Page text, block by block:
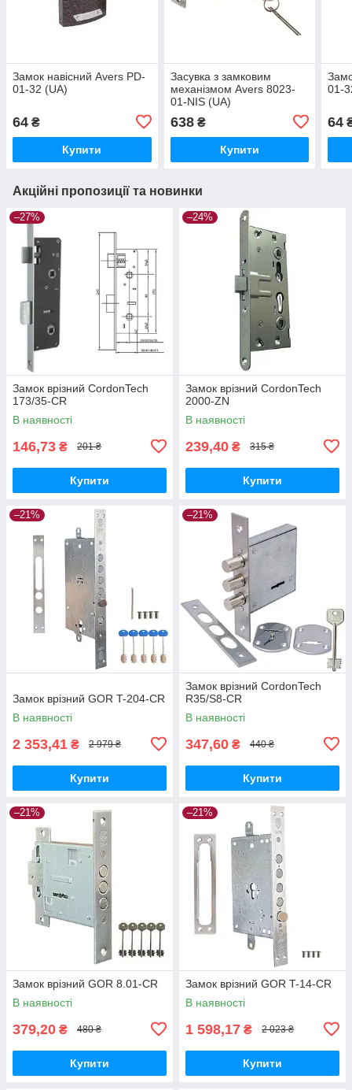
Замок навісний Avers PD-
01-32 (UA)
64 ₴
Купити
Засувка з замковим
механізмом Avers 8023-
01-NIS (UA)
638₴
Купити
01-
64
Акційні пропозиції та новинки
–27%
Замок врізний CordonTech
173/35-CR
В наявності
146,73 ₴ 201 ₴
Купити
–24%
Замок врізний CordonTech
2000-ZN
В наявності
239,40 ₴ 315 ₴
Купити
–21%
Замок врізний GOR T-204-CR
В наявності
2 353,41 ₴ 2 979 ₴
Купити
–21%
Замок врізний CordonTech
R35/S8-CR
В наявності
347,60 ₴ 440 ₴
Купити
–21%
Замок врізний GOR 8.01-CR
В наявності
379,20 ₴ 480 ₴
Купити
–21%
Замок врізний GOR T-14-CR
В наявності
1 598,17 ₴ 2 023 ₴
Купити